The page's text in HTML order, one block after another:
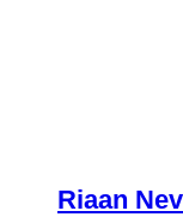
Riaan